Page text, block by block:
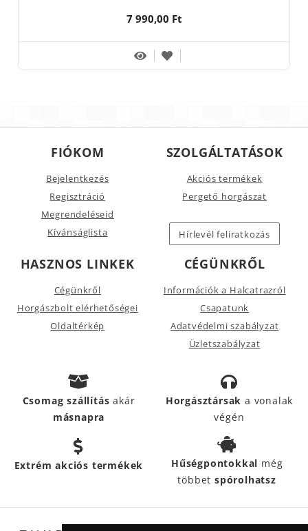
7 990,00 Ft
FIÓKOM
Bejelentkezés
Regisztráció
Megrendeléseid
Kívánságlista
SZOLGÁLTATÁSOK
Akciós termékek
Pergető horgászat
Hírlevél feliratkozás
HASZNOS LINKEK
Cégünkről
Horgászbolt elérhetőségei
Oldaltérkép
CÉGÜNKRŐL
Információk a Halcatrazról
Csapatunk
Adatvédelmi szabályzat
Üzletszabályzat
Csomag szállításakár
másnapra
Horgásztársak a vonalak
végén
Extrém akciós termékek Hűségpontokkal még
többetspórolhatsz